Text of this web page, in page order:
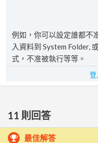
例如，你可以設定誰都不
入資料到 System Folder,
式，不准被執行等等。
登
11 則回答
最佳解答